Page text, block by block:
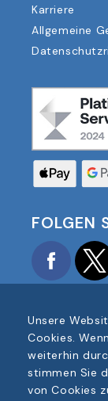
Karriere
Allgemeine
FOLGEN
COPYRIGHT
RECHTE
Unsere
Cookies.
weiterhin
stimmen Sie
von Cookies